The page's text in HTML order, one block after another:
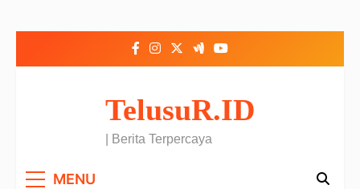
TelusuR.ID
| Berita Terpercaya
MENU